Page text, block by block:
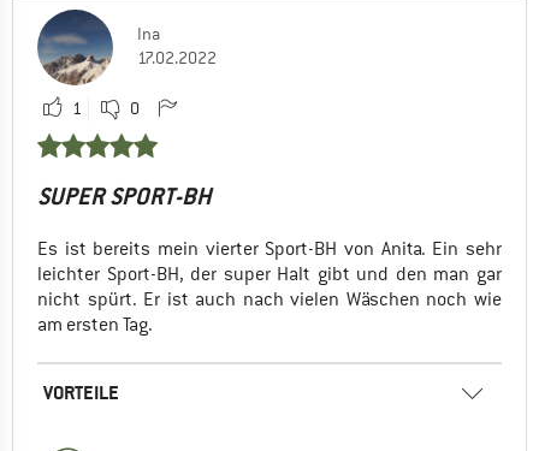
Ina
17.02.2022
1 0
SUPER SPORT-BH
Es ist bereits mein vierter Sport-BH von Anita. Ein sehr
leichter Sport-BH, der super Halt gibt und den man gar
nicht spürt. Er ist auch nach vielen Wäschen noch wie
am ersten Tag.
VORTEILE